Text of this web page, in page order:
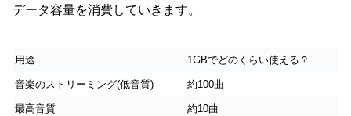
データ容量を消費していきます。
用途 1GBでどのくらい使える？
音楽のストリーミング(低音質) 約100曲
最高音質 約10曲